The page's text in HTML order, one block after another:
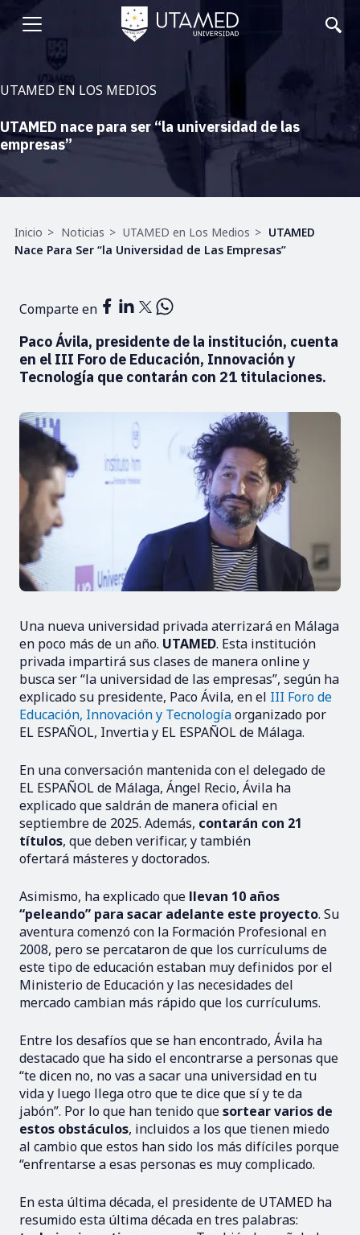
Pasar
contenido
principal
Abrir
menu
UTAMED EN LOS MEDIOS
UTAMED nace para ser “la universidad de las
empresas”
Ruta
de
Inicio Noticias UTAMED en Los Medios
UTAMED
Nace Para Ser “la Universidad de Las Empresas”
Comparte en
Paco Ávila, presidente de la institución, cuenta
en el III Foro de Educación, Innovación y
Tecnología que contarán con 21 titulaciones.
Una nueva universidad privada aterrizará en Málaga
en poco más de un año. UTAMED. Esta institución
privada impartirá sus clases de manera online y
busca ser “la universidad de las empresas”, según ha
explicado su presidente, Paco Ávila, en el III Foro de
Educación, Innovación y Tecnologíaorganizado por
EL ESPAÑOL, Invertia y EL ESPAÑOL de Málaga.
En una conversación mantenida con el delegado de
EL ESPAÑOL de Málaga, Ángel Recio, Ávila ha
explicado que saldrán de manera oficial en
septiembre de 2025. Además, contarán con 21
títulos, que deben verificar, y también
ofertará másteres y doctorados.
Asimismo, ha explicado que llevan 10 años
“peleando” para sacar adelante este proyecto. Su
aventura comenzó con la Formación Profesional en
2008, pero se percataron de que los currículums de
este tipo de educación estaban muy definidos por el
Ministerio de Educación y las necesidades del
mercado cambian más rápido que los currículums.
Entre los desafíos que se han encontrado, Ávila ha
destacado que ha sido el encontrarse a personas que
“te dicen no, no vas a sacar una universidad en tu
vida y luego llega otro que te dice que sí y te da
jabón”. Por lo que han tenido quesortear varios de
estos obstáculos, incluidos a los que tienen miedo
al cambio que estos han sido los más difíciles porque
“enfrentarse a esas personas es muy complicado.
En esta última década, el presidente de UTAMED ha
resumido esta última década en tres palabras: